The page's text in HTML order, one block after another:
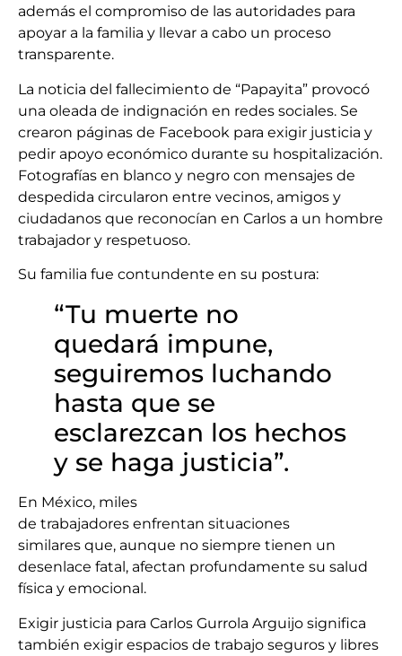
además el compromiso de las autoridades para
apoyar a la familia y llevar a cabo un proceso
transparente.
La noticia del fallecimiento de “Papayita” provocó
una oleada de indignación en redes sociales. Se
crearon páginas de Facebook para exigir justicia y
pedir apoyo económico durante su hospitalización.
Fotografías en blanco y negro con mensajes de
despedida circularon entre vecinos, amigos y
ciudadanos que reconocían en Carlos a un hombre
trabajador y respetuoso.
Su familia fue contundente en su postura:
“Tu muerte no
quedará impune,
seguiremos luchando
hasta que se
esclarezcan los hechos
y se haga justicia”.
En México, miles
de trabajadores enfrentan situaciones
similares que, aunque no siempre tienen un
desenlace fatal, afectan profundamente su salud
física y emocional.
Exigir justicia para Carlos Gurrola Arguijo significa
también exigir espacios de trabajo seguros y libres